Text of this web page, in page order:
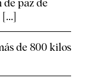
de paz de
de 800 kilos